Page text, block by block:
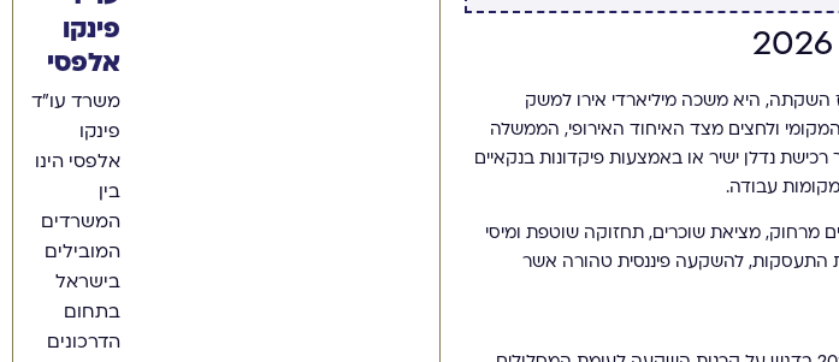
השקתה, היא משכה מיליארדי אירו למשק
ולחצים מצד האיחוד האירופי, הממשלה
נדלן ישיר או באמצעות פיקדונות בנקאיים
עבודה.
מרחוק, מציאת שוכרים, תחזוקה שוטפת ומיסי
התעסקות, להשקעה פיננסית טהורה אשר
פינקו
אלפסי
משרד עו"ד
פינקו
אלפסי הינו
בין
המשרדים
המובילים
בישראל
בתחום
הדרכונים